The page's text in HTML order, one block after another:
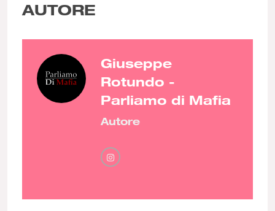
AUTORE
Giuseppe
Rotundo -
Parliamo di Mafia
Autore